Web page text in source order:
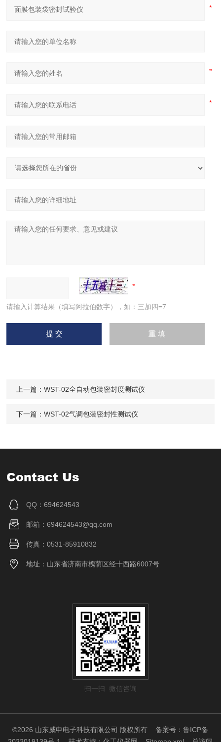
请输入计算结果（填写阿拉伯数字），如：三加四=7
上一篇：WST-02全自动包装密封度测试仪
下一篇：WST-02气调包装密封性测试仪
Contact Us
QQ：694624543
邮箱：694624543@qq.com
传真：0531-85910832
地址：山东省济南市槐荫区经十西路6007号
扫一扫 微信咨询
©2026 山东威申电子科技有限公司 版权所有备案号：鲁ICP备